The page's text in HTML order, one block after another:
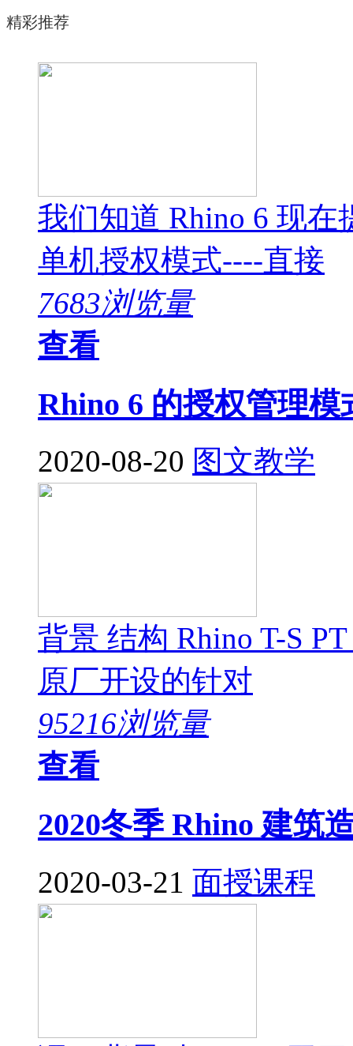
精彩推荐
我们知道 Rhino 6 现
单机授权模式----直接
7683浏览量
查看
Rhino 6 的授权管理
2020-08-20 图文教学
背景 结构 Rhino T-S
原厂开设的针对
95216浏览量
查看
2020冬季 Rhino 建筑
2020-03-21 面授课程